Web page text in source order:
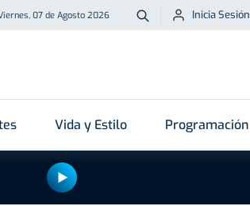
07 de Agosto 2026 Buscar
Inicia Sesión
Vida y Estilo Programación